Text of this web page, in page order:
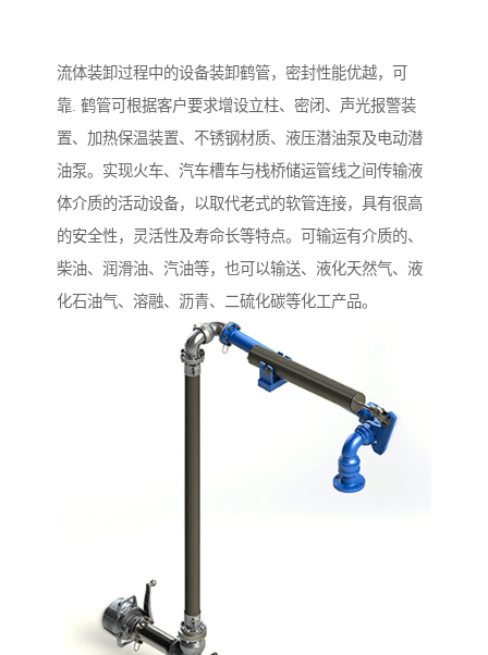
流体装卸过程中的设备装卸鹤管，密封性能优越，可
靠. 鹤管可根据客户要求增设立柱、密闭、声光报警装
置、加热保温装置、不锈钢材质、液压潜油泵及电动潜
油泵。实现火车、汽车槽车与栈桥储运管线之间传输液
体介质的活动设备，以取代老式的软管连接，具有很高
的安全性，灵活性及寿命长等特点。可输运有介质的、
柴油、润滑油、汽油等，也可以输送、液化天然气、液
化石油气、溶融、沥青、二硫化碳等化工产品。